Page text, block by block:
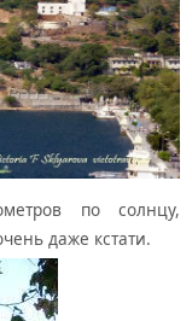
по солнцу,
даже кстати.